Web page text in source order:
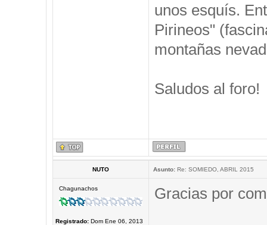
unos esquís.
Pirineos"
montañas
Saludos al foro!
NUTO Asunto:Re: SOMIEDO, ABRIL 2015
Chagunachos
Registrado:Dom Ene 06, 2013
Gracias por